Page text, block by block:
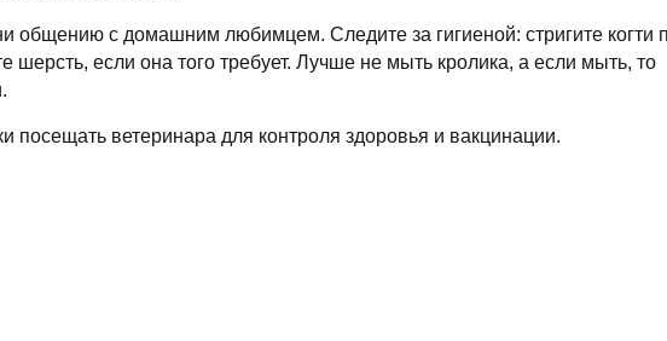
общению с домашним любимцем. Следите за гигиеной: стригите когти
шерсть, если она того требует. Лучше не мыть кролика, а если мыть, то
посещать ветеринара для контроля здоровья и вакцинации.